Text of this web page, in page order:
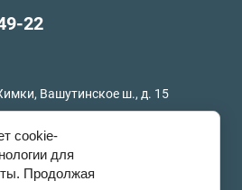
22
Вашутинское ш., д. 15
cookie-
для
Продолжая